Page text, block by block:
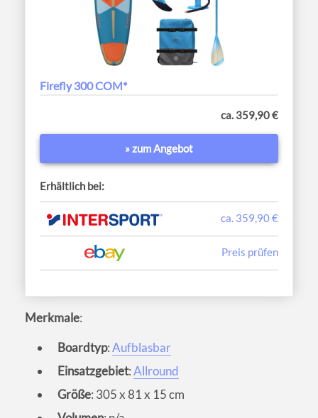
Firefly 300 COM*
ca. 359,90 €
» zum Angebot
Erhältlich bei:
ca. 359,90 €
Preis prüfen
Merkmale:
Boardtyp:Aufblasbar
Einsatzgebiet:Allround
Größe: 305 x 81 x 15 cm